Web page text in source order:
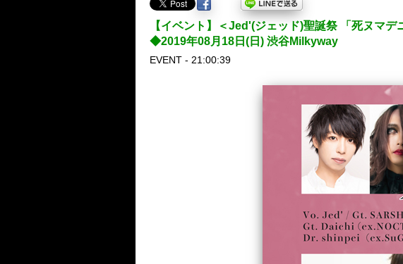
【イベント】＜Jed'(ジェッド)聖誕祭 「死ヌマ
◆2019年08月18日(日) 渋谷Milkyway
EVENT - 21:00:39